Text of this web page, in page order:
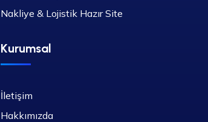
Nakliye & Lojistik Hazır Site
Kurumsal
İletişim
Hakkımızda